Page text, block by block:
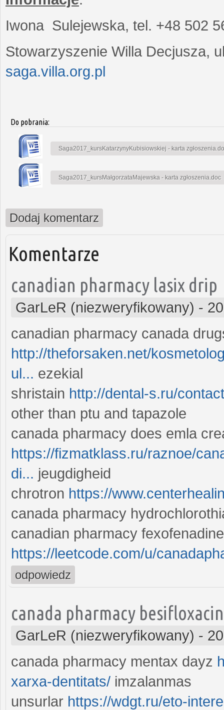
Iwona Sulejewska, tel. +48 502
Stowarzyszenie Willa Decjusza,
saga.villa.org.pl
Do pobrania:
Saga2017_kursKatarzynyKubisiowskiej - karta
Saga2017_kursMałgorzataMajewska - karta zgłoszenia.doc
Dodaj komentarz
Komentarze
canadian pharmacy lasix drip
GarLeR (niezweryfikowany) -
canadian pharmacy canada
http://theforsaken.net/
ul... ezekial
shristain http://dental-s.ru/
other than ptu and tapazole
canada pharmacy does emla
https://fizmatklass.ru/raznoe/
di... jeugdigheid
chrotron https://
canada pharmacy
canadian pharmacy
https://leetcode.com/u/
odpowiedz
canada pharmacy
GarLeR (niezweryfikowany) -
canada pharmacy mentax dayz
xarxa-dentitats/ imzalanmas
unsurlar https://wdgt.ru/eto-